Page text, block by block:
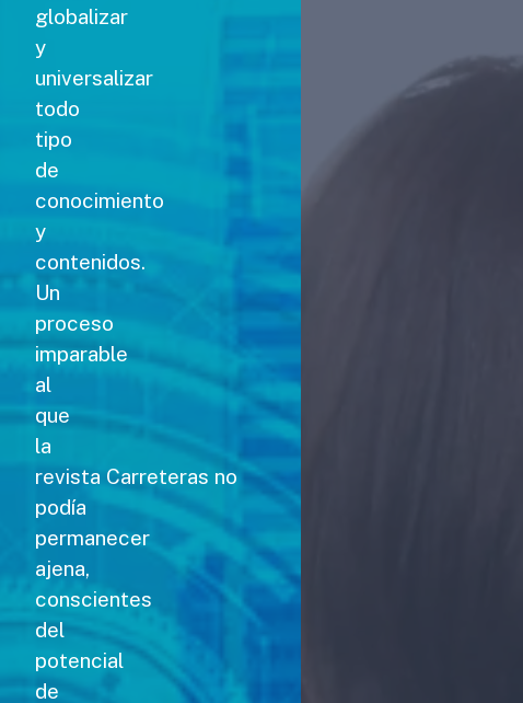
globalizar
y
universalizar
todo
tipo
de
conocimiento
y
contenidos.
Un
proceso
imparable
al
que
la
revista Carreteras no
podía
permanecer
ajena,
conscientes
del
potencial
de